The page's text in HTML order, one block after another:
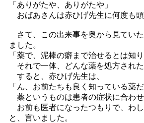
「ありがたや、ありがたや」
おばあさんは赤ひげ先生に何度も
さて、この出来事を奥から見てい
ました。
「薬で、泥棒の癖まで治せるとは知
それで一体、どんな薬を処方された
すると、赤ひげ先生は、
「ん、お前たちも良く知っている薬だ
薬というものは患者の症状に合わ
お前も医者になったつもりで、わ
と、言いました。